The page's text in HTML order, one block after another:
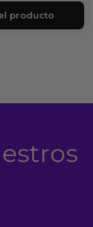
producto